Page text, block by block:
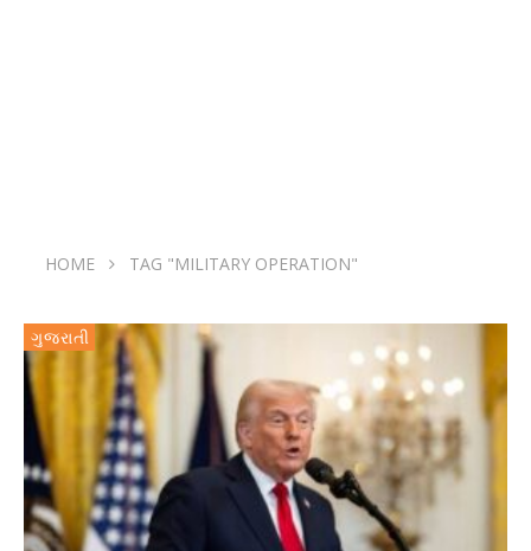
HOME TAG "MILITARY OPERATION"
ગુજરાતી